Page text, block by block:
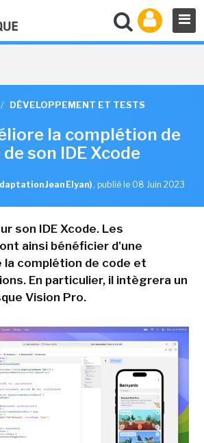
/ DÉVELOPPEMENT ET TESTS
la complétion de
son IDE Xcode
Jean Elyan) , publié le 08 Juin 2023
son IDE Xcode. Les
ainsi bénéficier d'une
la complétion de code et
En particulier, il intègrera un
Vision Pro.